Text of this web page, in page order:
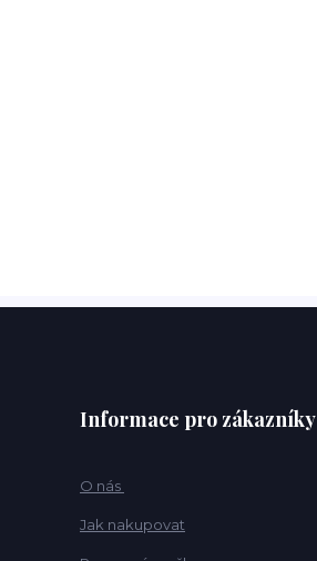
Informace pro zákazníky
O nás
Jak nakupovat